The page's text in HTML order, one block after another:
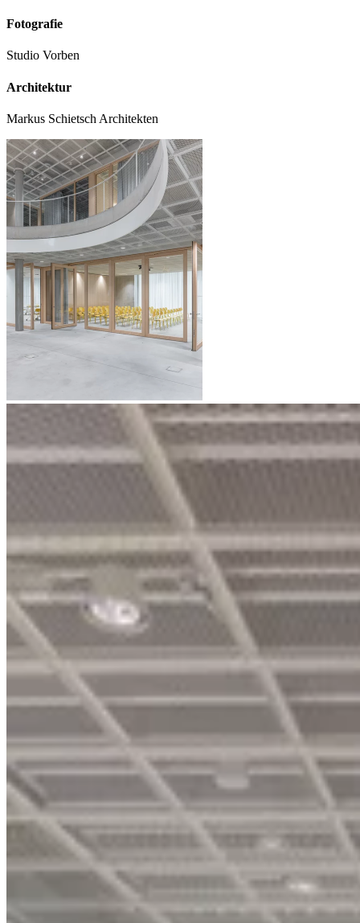
Fotografie
Studio Vorben
Architektur
Markus Schietsch Architekten